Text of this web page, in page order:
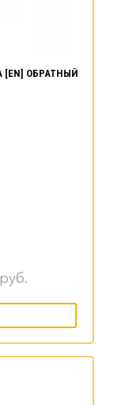
А [EN] ОБРАТНЫЙ
руб.